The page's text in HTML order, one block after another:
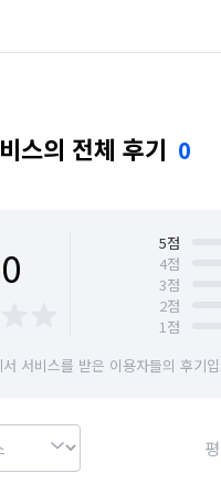
스의 전체 후기 0
5점
4점
3점
2점
1점
서비스를 받은 이용자들의 후기